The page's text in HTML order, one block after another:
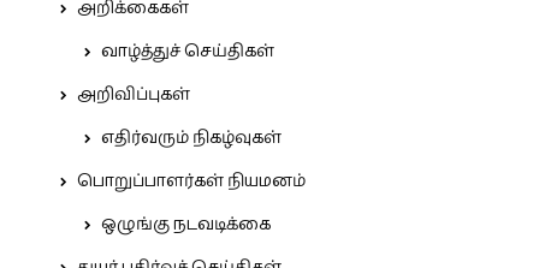
அறிக்கைகள்
வாழ்த்துச் செய்திகள்
அறிவிப்புகள்
எதிர்வரும் நிகழ்வுகள்
பொறுப்பாளர்கள் நியமனம்
ஒழுங்கு நடவடிக்கை